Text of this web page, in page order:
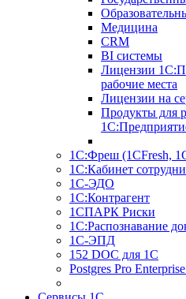
Медицина
CRM
BI системы
Лицензии
рабочие места
Лицензии на
Продукты для
1С:Фреш (1CFresh,
1С:Кабинет
1С-ЭДО
1С:Контрагент
1СПАРК Риски
1С:Распознавание
1С-ЭПД
152 DOC для 1С
Postgres Pro